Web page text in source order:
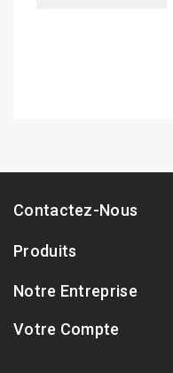
Contactez-Nous
Produits
Notre Entreprise
Votre Compte